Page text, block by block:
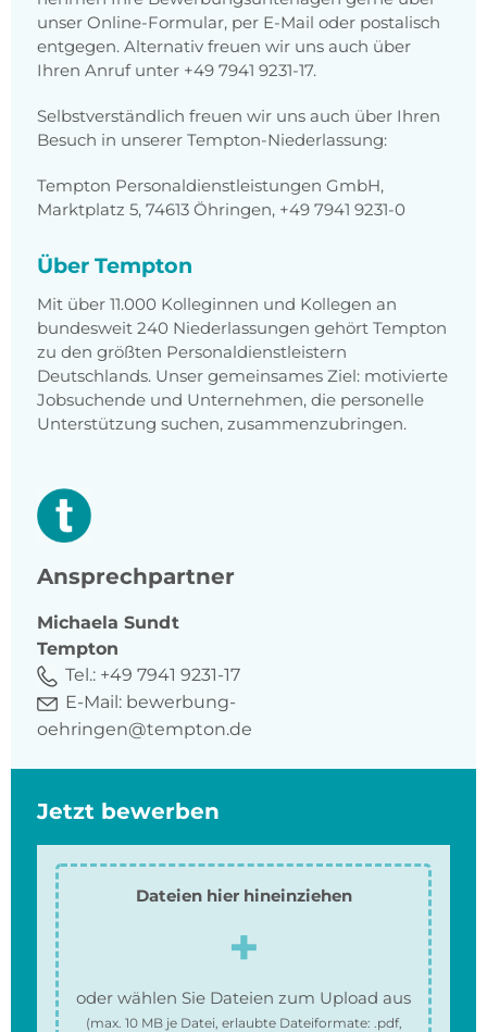
unser Online-Formular, per E-Mail oder postalisch
entgegen. Alternativ freuen wir uns auch über
Ihren Anruf unter +49 7941 9231-17.
Selbstverständlich freuen wir uns auch über Ihren
Besuch in unserer Tempton-Niederlassung:
Tempton Personaldienstleistungen GmbH,
Marktplatz 5, 74613 Öhringen, +49 7941 9231-0
Über Tempton
Mit über 11.000 Kolleginnen und Kollegen an
bundesweit 240 Niederlassungen gehört Tempton
zu den größten Personaldienstleistern
Deutschlands. Unser gemeinsames Ziel: motivierte
Jobsuchende und Unternehmen, die personelle
Unterstützung suchen, zusammenzubringen.
Ansprechpartner
Michaela Sundt
Tempton
Tel.: +49 7941 9231-17
E-Mail: bewerbung-
oehringen@tempton.de
Jetzt bewerben
Dateien hier hineinziehen
oder wählen Sie Dateien zum Upload aus
(max. 10 MBje Datei, erlaubte Dateiformate: .pdf,